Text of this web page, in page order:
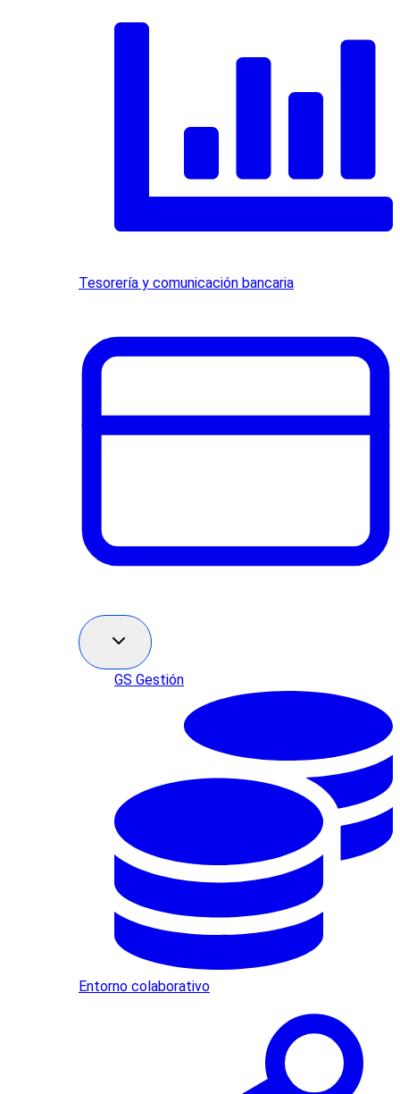
Tesorería y comunicación bancaria
GS Gestión
Entorno colaborativo